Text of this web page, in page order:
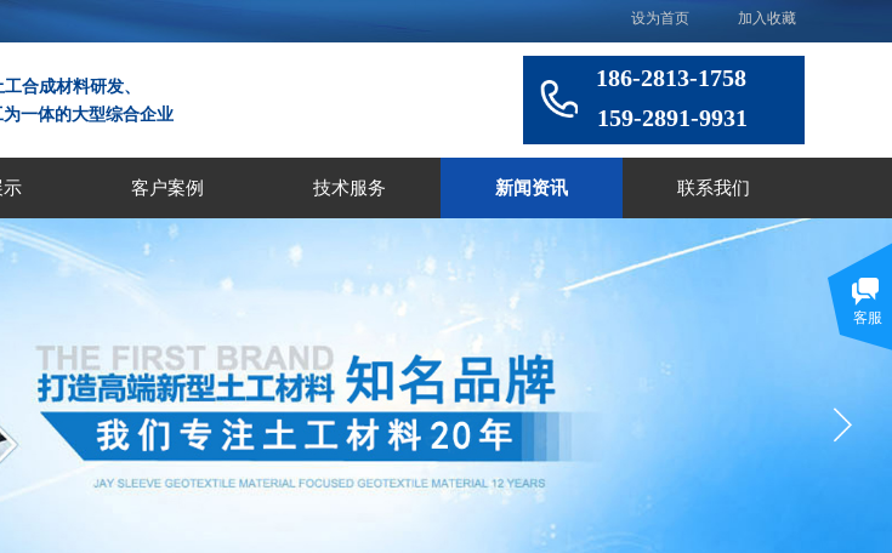
设为首页 加入收藏
186-2813-1758
159-2891-9931
工合成材料研发、
一体的大型综合企业
示 客户案例 技术服务 新闻资讯 联系我们
客服